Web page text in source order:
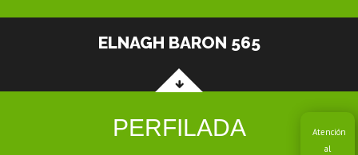
ELNAGH BARON 565
PERFILADA
Atención
al